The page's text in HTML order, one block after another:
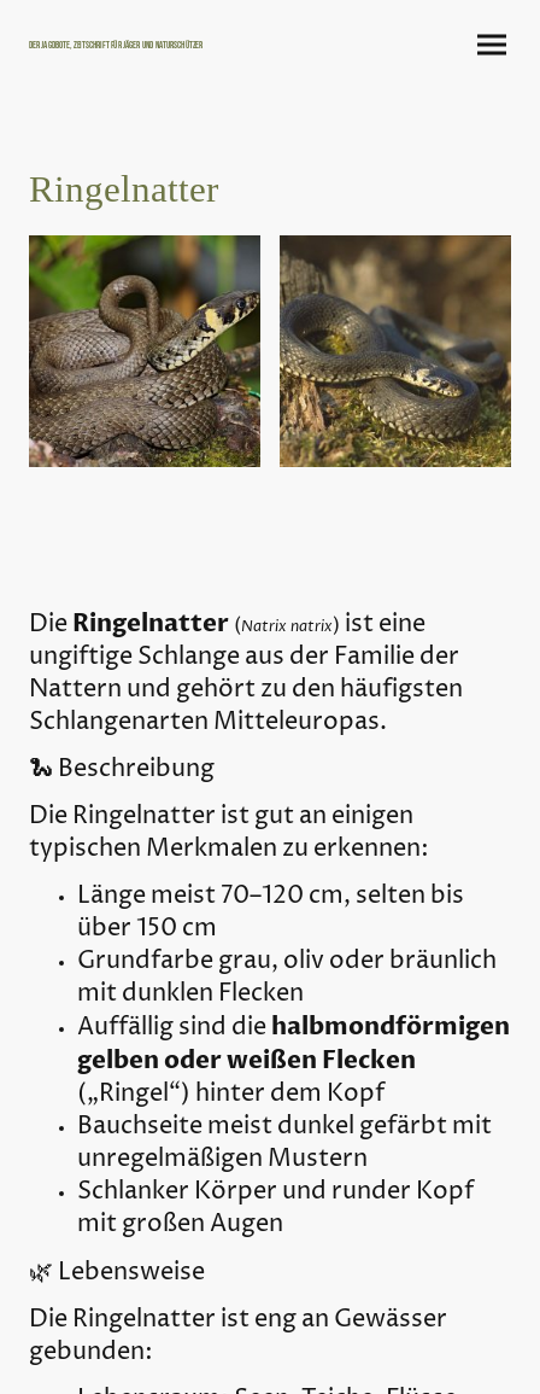
Der Jagdbote, Zeitschrift für Jäger und Naturschützer
Ringelnatter
DieRingelnatter (Natrix natrix) ist eine
ungiftige Schlange aus der Familie der
Nattern und gehört zu den häufigsten
Schlangenarten Mitteleuropas.
🐍 Beschreibung
Die Ringelnatter ist gut an einigen
typischen Merkmalen zu erkennen:
Länge meist 70–120 cm, selten bis
über 150 cm
Grundfarbe grau, oliv oder bräunlich
mit dunklen Flecken
Auffällig sind diehalbmondförmigen
gelben oder weißen Flecken
(„Ringel“) hinter dem Kopf
Bauchseite meist dunkel gefärbt mit
unregelmäßigen Mustern
Schlanker Körper und runder Kopf
mit großen Augen
🌿 Lebensweise
Die Ringelnatter ist eng an Gewässer
gebunden: